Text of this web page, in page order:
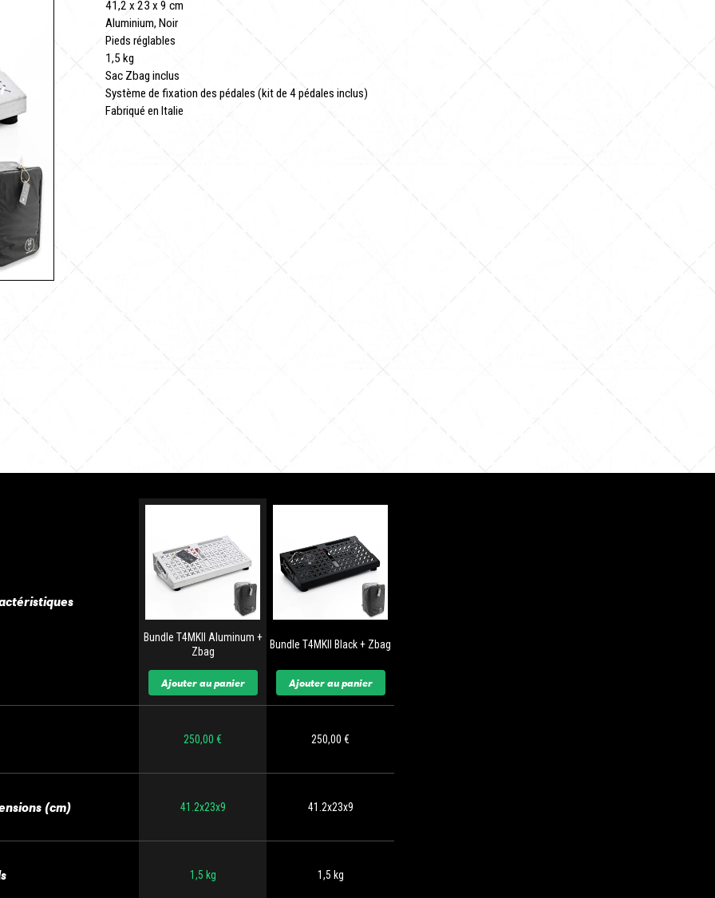
41,2 x 23 x 9 cm
Aluminium, Noir
Pieds réglables
1,5 kg
Sac Zbag inclus
Système de fixation des pédales (kit de 4 pédales inclus)
Fabriqué en Italie
(cm)
Bundle T4MKII Aluminum +
Zbag
Ajouter au panier
250,00 €
41.2x23x9
1,5 kg
Bundle T4MKII Black + Zbag
Ajouter au panier
250,00 €
41.2x23x9
1,5 kg